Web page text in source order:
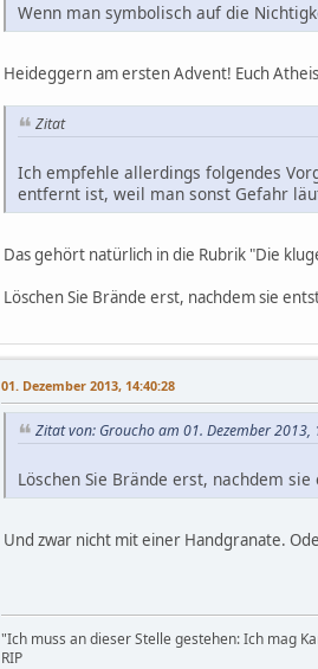
Wenn man symbolisch auf die
Heideggern am ersten Advent! Euch
Zitat
Ich empfehle allerdings folgendes
entfernt ist, weil man sonst Gefahr
Das gehört natürlich in die Rubrik "Die
Löschen Sie Brände erst, nachdem sie
01. Dezember 2013, 14:40:28
Zitat von: Groucho am 01. Dezember 2013,
Löschen Sie Brände erst, nachdem
Und zwar nicht mit einer Handgranate.
"Ich muss an dieser Stelle gestehen: Ich mag
RIP